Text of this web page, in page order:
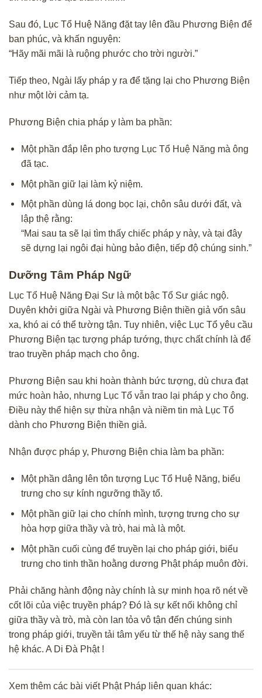
Sau đó, Lục Tổ Huệ Năng đặt tay lên đầu Phương Biện để
ban phúc, và khấn nguyện:
“Hãy mãi mãi là ruộng phước cho trời người.”
Tiếp theo, Ngài lấy pháp y ra để tặng lại cho Phương Biện
như một lời cảm tạ.
Phương Biện chia pháp y làm ba phần:
Một phần đắp lên pho tượng Lục Tổ Huệ Năng mà ông
đã tạc.
Một phần giữ lại làm kỷ niệm.
Một phần dùng lá dong bọc lại, chôn sâu dưới đất, và
lập thệ rằng:
“Mai sau ta sẽ lại tìm thấy chiếc pháp y này, và tại đây
sẽ dựng lại ngôi đại hùng bảo điện, tiếp độ chúng sinh.”
Dưỡng Tâm Pháp Ngữ
Lục Tổ Huệ Năng Đại Sư là một bậc Tổ Sư giác ngộ.
Duyên khởi giữa Ngài và Phương Biện thiền giả vốn sâu
xa, khó ai có thể tường tận. Tuy nhiên, việc Lục Tổ yêu cầu
Phương Biện tạc tượng pháp tướng, thực chất chính là để
trao truyền pháp mạch cho ông.
Phương Biện sau khi hoàn thành bức tượng, dù chưa đạt
mức hoàn hảo, nhưng Lục Tổ vẫn trao lại pháp y cho ông.
Điều này thể hiện sự thừa nhận và niềm tin mà Lục Tổ
dành cho Phương Biện thiền giả.
Nhận được pháp y, Phương Biện chia làm ba phần:
Một phần dâng lên tôn tượng Lục Tổ Huệ Năng, biểu
trưng cho sự kính ngưỡng thầy tổ.
Một phần giữ lại cho chính mình, tượng trưng cho sự
hòa hợp giữa thầy và trò, hai mà là một.
Một phần cuối cùng để truyền lại cho pháp giới, biểu
trưng cho tinh thần hoằng dương Phật pháp muôn đời.
Phải chăng hành động này chính là sự minh họa rõ nét về
cốt lõi của việc truyền pháp? Đó là sự kết nối không chỉ
giữa thầy và trò, mà còn lan tỏa vô tận đến chúng sinh
trong pháp giới, truyền tải tâm yếu từ thế hệ này sang thế
hệ khác. A Di Đà Phật !
Xem thêm các bài viết Phật Pháp liên quan khác: